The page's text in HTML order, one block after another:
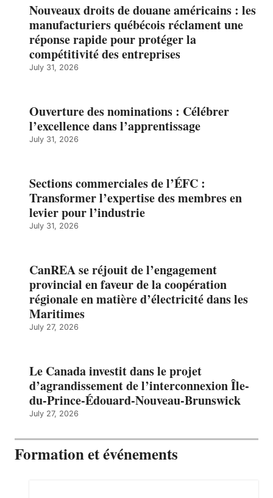
Nouveaux droits de douane américains : les
manufacturiers québécois réclament une
réponse rapide pour protéger la
compétitivité des entreprises
July 31, 2026
Ouverture des nominations : Célébrer
l’excellence dans l’apprentissage
July 31, 2026
Sections commerciales de l’ÉFC :
Transformer l’expertise des membres en
levier pour l’industrie
July 31, 2026
CanREA se réjouit de l’engagement
provincial en faveur de la coopération
régionale en matière d’électricité dans les
Maritimes
July 27, 2026
Le Canada investit dans le projet
d’agrandissement de l’interconnexion Île-
du-Prince-Édouard-Nouveau-Brunswick
July 27, 2026
Formation et événements